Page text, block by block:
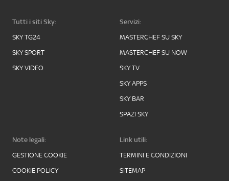
Tutti i siti Sky:
SKY TG24
SKY SPORT
SKY VIDEO
Servizi:
MASTERCHEF SU SKY
MASTERCHEF SU NOW
SKY TV
SKY APPS
SKY BAR
SPAZI SKY
Note legali:
GESTIONE COOKIE
COOKIE POLICY
Link utili:
TERMINI E CONDIZIONI
SITEMAP